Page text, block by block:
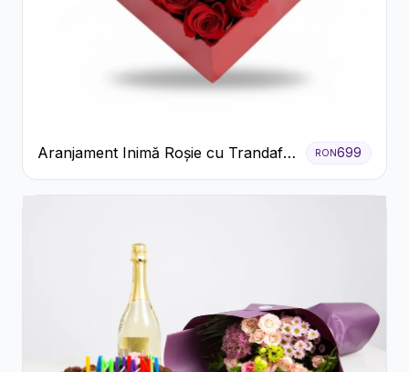
Aranjament Inimă Roșie cu Trandafiri
și Ferrero Rocher Premium
RON699